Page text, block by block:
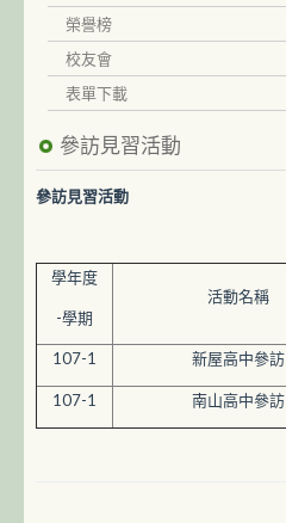
榮譽榜
校友會
表單下載
參訪見習活動
參訪見習活動
學年度
-學期
活動名稱
107-1 新屋高中參訪
107-1 南山高中參訪